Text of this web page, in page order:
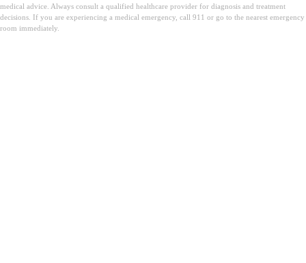
medical advice. Always consult a qualified healthcare provider for diagnosis and treatment
decisions. If you are experiencing a medical emergency, call 911 or go to the nearest emergency
room immediately.